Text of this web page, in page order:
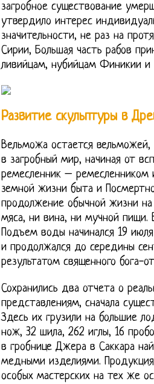
загробное существование
утвердило интерес
значительности, не раз на
Сирии, Большая часть рабов
ливийцам, нубийцам Финикии и
Развитие скульптуры в
Вельможа остается вельможей,
в загробный мир, начиная от
ремесленник – ремесленником
земной жизни быта и
продолжение обычной жизни
мяса, ни вина, ни мучной пищи.
Подъем воды начинался 19
и продолжался до середины
результатом священного бога-
Сохранились два отчета о
представлениям, сначала
Здесь их грузили на большие
нож, 32 шила, 262 иглы, 16
в гробнице Джера в Саккара
медными изделиями.
особых мастерских на тех же